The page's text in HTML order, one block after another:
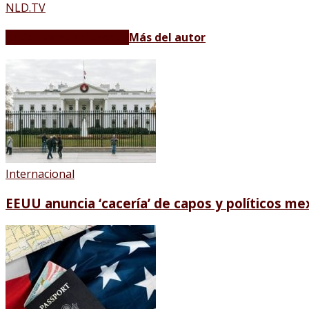
NLD.TV
Más del autor
Internacional
EEUU anuncia ‘cacería’ de capos y políticos